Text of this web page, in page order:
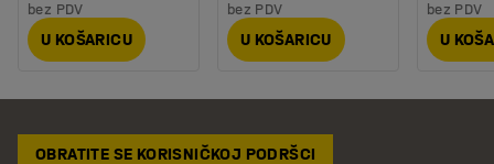
bez PDV
U KOŠARICU
bez PDV
U KOŠARICU
bez PDV
U
OBRATITE SE KORISNIČKOJ PODRŠCI